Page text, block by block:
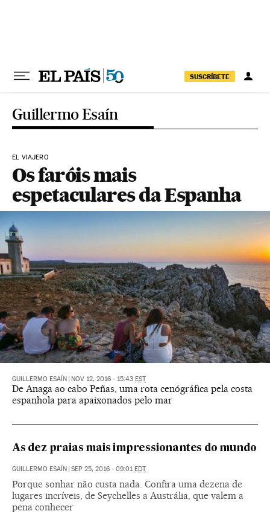
SUSCRÍBETE
Guillermo Esaín
EL VIAJERO
Os faróis mais
espetaculares da Espanha
GUILLERMO ESAÍN NOV 12, 2016 - 15:43 EST
De Anaga ao cabo Peñas, uma rota cenógráfica pela costa
espanhola para apaixonados pelo mar
As dez praias mais impressionantes do mundo
GUILLERMO ESAÍN SEP 25, 2016 - 09:01 EDT
Porque sonhar não custa nada. Confira uma dezena de
lugares incríveis, de Seychelles a Austrália, que valem a
pena conhecer